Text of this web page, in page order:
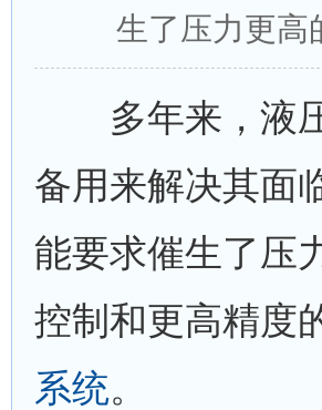
生了压力更高
多年来，液压
备用来解决其面
能要求催生了压
控制和更高精度
系统。